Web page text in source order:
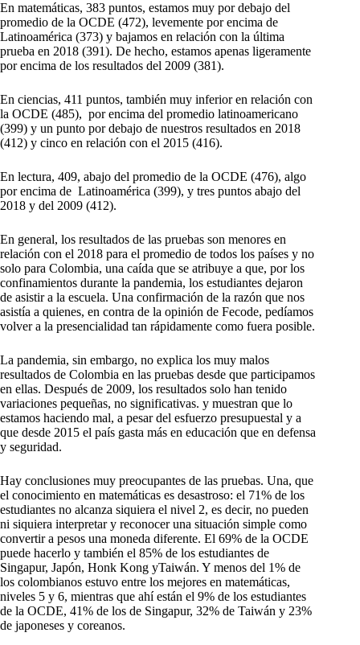
En matemáticas, 383 puntos, estamos muy por debajo del
promedio de la OCDE (472), levemente por encima de
Latinoamérica (373) y bajamos en relación con la última
prueba en 2018 (391). De hecho, estamos apenas ligeramente
por encima de los resultados del 2009 (381).
En ciencias, 411 puntos, también muy inferior en relación con
la OCDE (485), por encima del promedio latinoamericano
(399) y un punto por debajo de nuestros resultados en 2018
(412) y cinco en relación con el 2015 (416).
En lectura, 409, abajo del promedio de la OCDE (476), algo
por encima de Latinoamérica (399), y tres puntos abajo del
2018 y del 2009 (412).
En general, los resultados de las pruebas son menores en
relación con el 2018 para el promedio de todos los países y no
solo para Colombia, una caída que se atribuye a que, por los
confinamientos durante la pandemia, los estudiantes dejaron
de asistir a la escuela. Una confirmación de la razón que nos
asistía a quienes, en contra de la opinión de Fecode, pedíamos
volver a la presencialidad tan rápidamente como fuera posible.
La pandemia, sin embargo, no explica los muy malos
resultados de Colombia en las pruebas desde que participamos
en ellas. Después de 2009, los resultados solo han tenido
variaciones pequeñas, no significativas. y muestran que lo
estamos haciendo mal, a pesar del esfuerzo presupuestal y a
que desde 2015 el país gasta más en educación que en defensa
y seguridad.
Hay conclusiones muy preocupantes de las pruebas. Una, que
el conocimiento en matemáticas es desastroso: el 71% de los
estudiantes no alcanza siquiera el nivel 2, es decir, no pueden
ni siquiera interpretar y reconocer una situación simple como
convertir a pesos una moneda diferente. El 69% de la OCDE
puede hacerlo y también el 85% de los estudiantes de
Singapur, Japón, Honk Kong yTaiwán. Y menos del 1% de
los colombianos estuvo entre los mejores en matemáticas,
niveles 5 y 6, mientras que ahí están el 9% de los estudiantes
de la OCDE, 41% de los de Singapur, 32% de Taiwán y 23%
de japoneses y coreanos.